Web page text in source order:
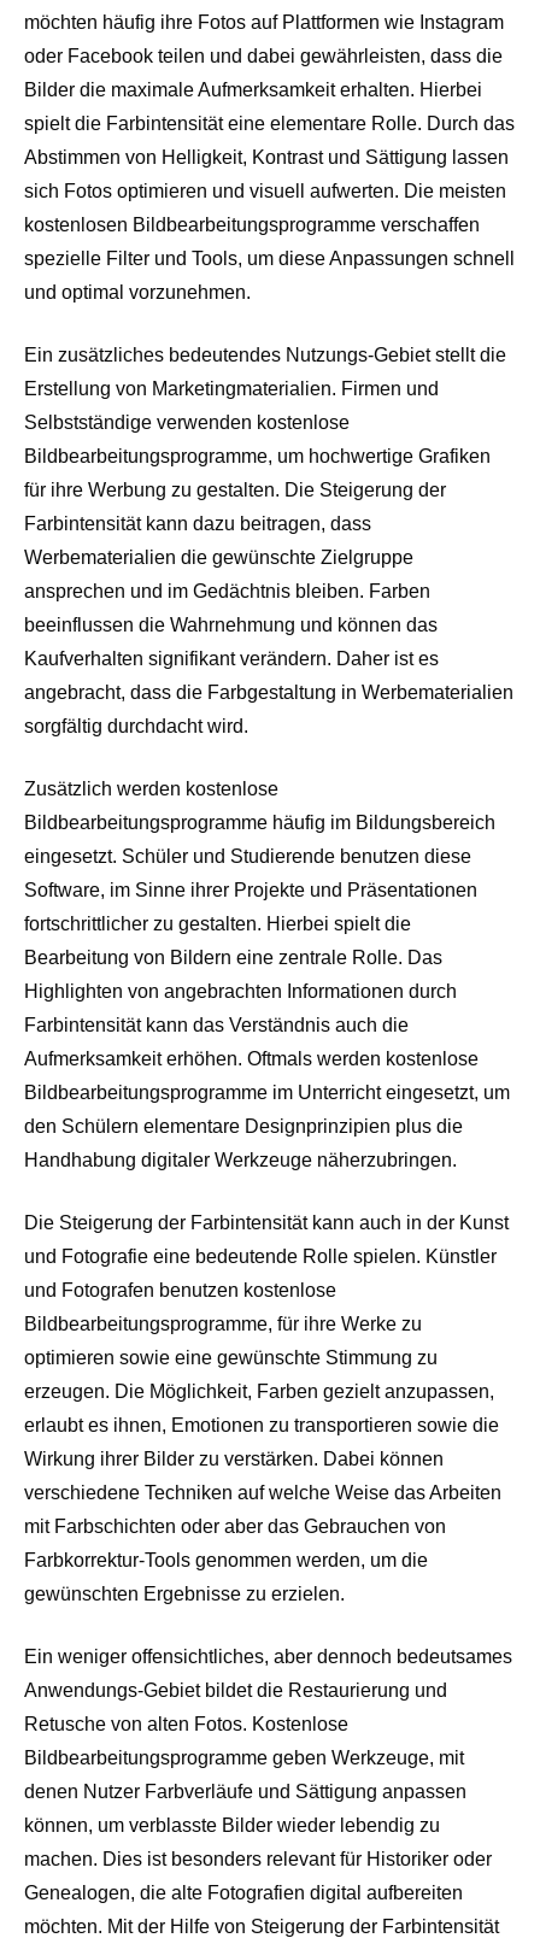
möchten häufig ihre Fotos auf Plattformen wie Instagram
oder Facebook teilen und dabei gewährleisten, dass die
Bilder die maximale Aufmerksamkeit erhalten. Hierbei
spielt die Farbintensität eine elementare Rolle. Durch das
Abstimmen von Helligkeit, Kontrast und Sättigung lassen
sich Fotos optimieren und visuell aufwerten. Die meisten
kostenlosen Bildbearbeitungsprogramme verschaffen
spezielle Filter und Tools, um diese Anpassungen schnell
und optimal vorzunehmen.
Ein zusätzliches bedeutendes Nutzungs-Gebiet stellt die
Erstellung von Marketingmaterialien. Firmen und
Selbstständige verwenden kostenlose
Bildbearbeitungsprogramme, um hochwertige Grafiken
für ihre Werbung zu gestalten. Die Steigerung der
Farbintensität kann dazu beitragen, dass
Werbematerialien die gewünschte Zielgruppe
ansprechen und im Gedächtnis bleiben. Farben
beeinflussen die Wahrnehmung und können das
Kaufverhalten signifikant verändern. Daher ist es
angebracht, dass die Farbgestaltung in Werbematerialien
sorgfältig durchdacht wird.
Zusätzlich werden kostenlose
Bildbearbeitungsprogramme häufig im Bildungsbereich
eingesetzt. Schüler und Studierende benutzen diese
Software, im Sinne ihrer Projekte und Präsentationen
fortschrittlicher zu gestalten. Hierbei spielt die
Bearbeitung von Bildern eine zentrale Rolle. Das
Highlighten von angebrachten Informationen durch
Farbintensität kann das Verständnis auch die
Aufmerksamkeit erhöhen. Oftmals werden kostenlose
Bildbearbeitungsprogramme im Unterricht eingesetzt, um
den Schülern elementare Designprinzipien plus die
Handhabung digitaler Werkzeuge näherzubringen.
Die Steigerung der Farbintensität kann auch in der Kunst
und Fotografie eine bedeutende Rolle spielen. Künstler
und Fotografen benutzen kostenlose
Bildbearbeitungsprogramme, für ihre Werke zu
optimieren sowie eine gewünschte Stimmung zu
erzeugen. Die Möglichkeit, Farben gezielt anzupassen,
erlaubt es ihnen, Emotionen zu transportieren sowie die
Wirkung ihrer Bilder zu verstärken. Dabei können
verschiedene Techniken auf welche Weise das Arbeiten
mit Farbschichten oder aber das Gebrauchen von
Farbkorrektur-Tools genommen werden, um die
gewünschten Ergebnisse zu erzielen.
Ein weniger offensichtliches, aber dennoch bedeutsames
Anwendungs-Gebiet bildet die Restaurierung und
Retusche von alten Fotos. Kostenlose
Bildbearbeitungsprogramme geben Werkzeuge, mit
denen Nutzer Farbverläufe und Sättigung anpassen
können, um verblasste Bilder wieder lebendig zu
machen. Dies ist besonders relevant für Historiker oder
Genealogen, die alte Fotografien digital aufbereiten
möchten. Mit der Hilfe von Steigerung der Farbintensität